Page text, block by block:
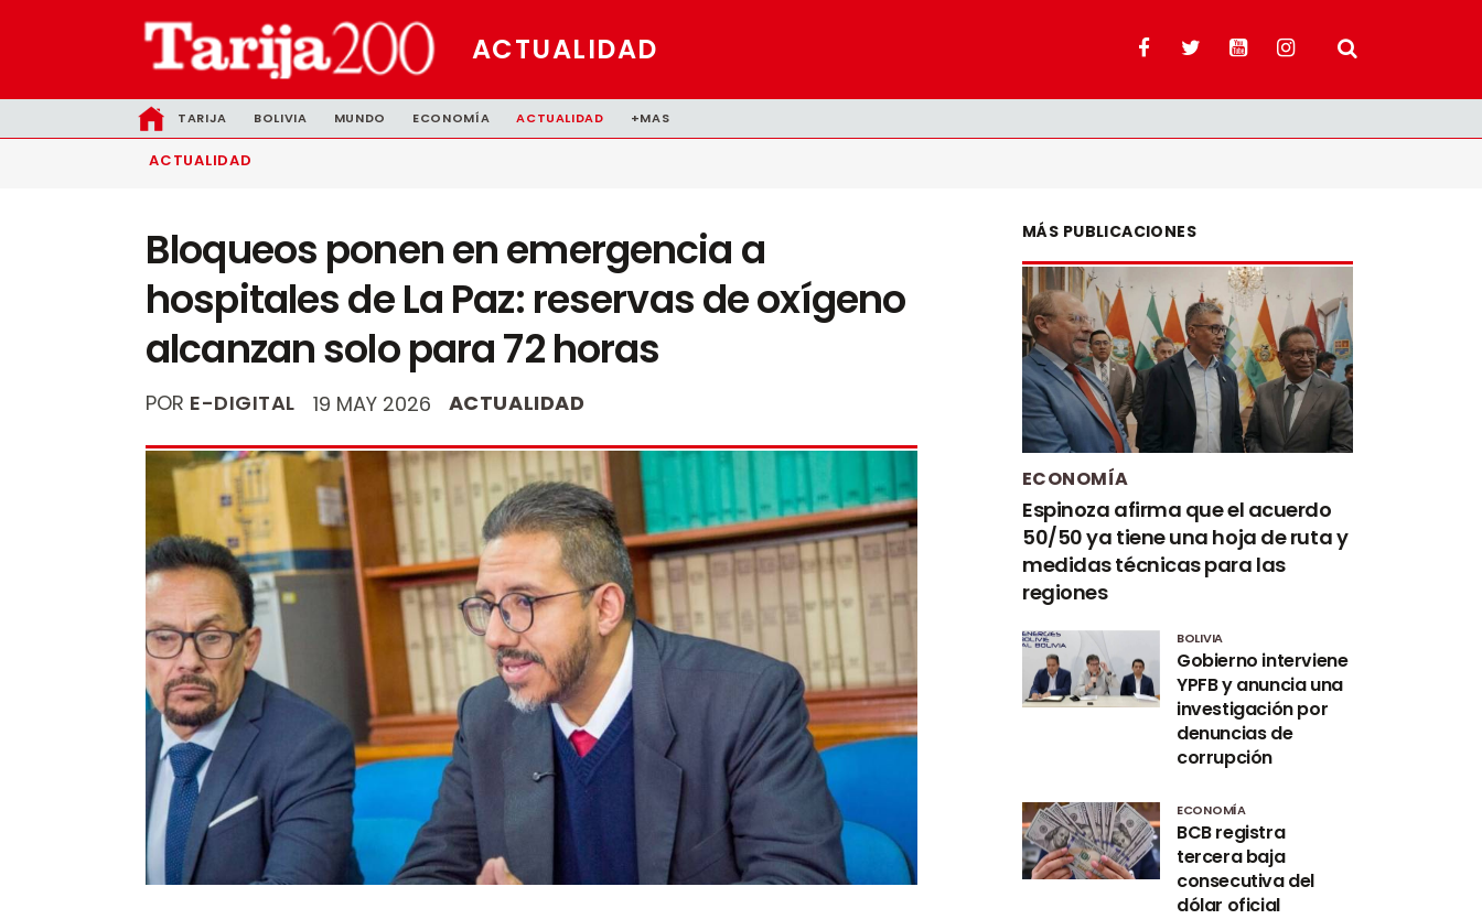
ACTUALIDAD
TARIJA BOLIVIA MUNDO ECONOMÍA ACTUALIDAD +MAS
ACTUALIDAD
Bloqueos ponen en emergencia a
hospitales de La Paz: reservas de oxígeno
alcanzan solo para 72 horas
POR E-DIGITAL 19 MAY 2026 ACTUALIDAD
MÁS PUBLICACIONES
ECONOMÍA
Espinoza afirma que el acuerdo
50/50 ya tiene una hoja de ruta y
medidas técnicas para las
regiones
BOLIVIA
Gobierno interviene
YPFB y anuncia una
investigación por
denuncias de
corrupción
ECONOMÍA
BCB registra
tercera baja
consecutiva del
dólar oficial